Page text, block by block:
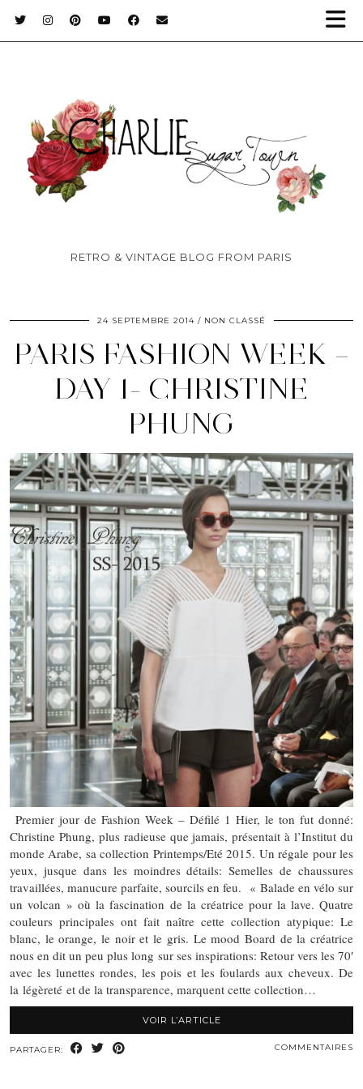
RETRO & VINTAGE BLOG FROM PARIS
24 SEPTEMBRE 2014 NON CLASSÉ
PARIS FASHION WEEK –
DAY 1- CHRISTINE
PHUNG
Premier jour de Fashion Week – Défilé 1 Hier, le ton fut donné:
Christine Phung, plus radieuse que jamais, présentait à l’Institut du
monde Arabe, sa collection Printemps/Eté 2015. Un régale pour les
yeux, jusque dans les moindres détails: Semelles de chaussures
travaillées, manucure parfaite, sourcils en feu. « Balade en vélo sur
un volcan » où la fascination de la créatrice pour la lave. Quatre
couleurs principales ont fait naître cette collection atypique: Le
blanc, le orange, le noir et le gris. Le mood Board de la créatrice
nous en dit un peu plus long sur ses inspirations: Retour vers les 70′
avec les lunettes rondes, les pois et les foulards aux cheveux. De
la légèreté et de la transparence, marquent cette collection…
VOIR L’ARTICLE
PARTAGER: COMMENTAIRES